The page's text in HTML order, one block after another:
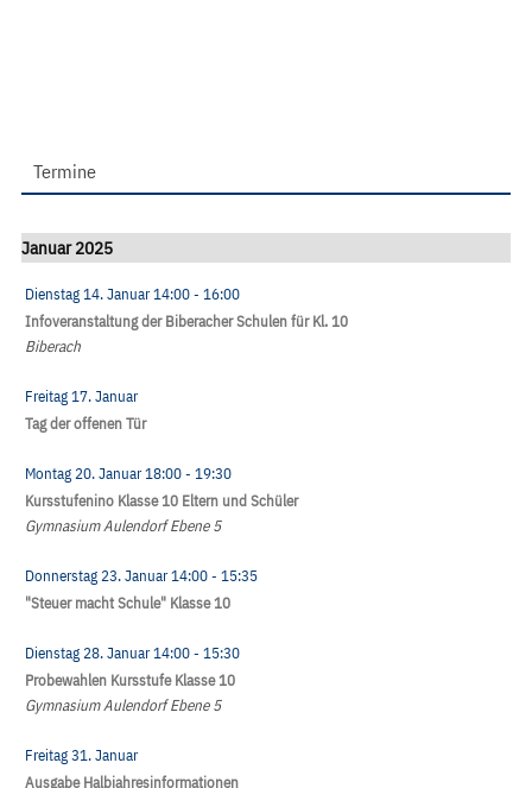
Termine
Januar 2025
Dienstag 14. Januar14:00- 16:00
Infoveranstaltung der Biberacher Schulen für Kl. 10
Biberach
Freitag 17. Januar
Tag der offenen Tür
Montag 20. Januar18:00- 19:30
Kursstufenino Klasse 10 Eltern und Schüler
Gymnasium Aulendorf Ebene 5
Donnerstag 23. Januar14:00- 15:35
"Steuer macht Schule" Klasse 10
Dienstag 28. Januar14:00- 15:30
Probewahlen Kursstufe Klasse 10
Gymnasium Aulendorf Ebene 5
Freitag 31. Januar
Ausgabe Halbjahresinformationen